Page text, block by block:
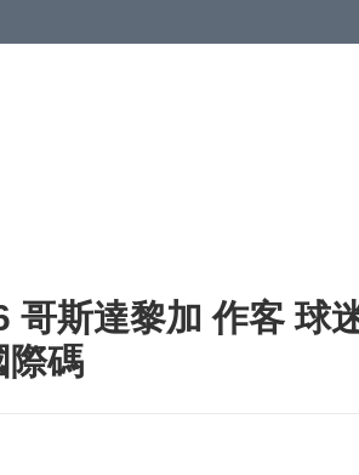
哥斯達黎加 作客 球
際碼